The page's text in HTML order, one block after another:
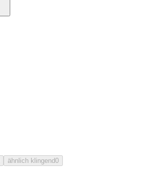
ähnlich klingend0